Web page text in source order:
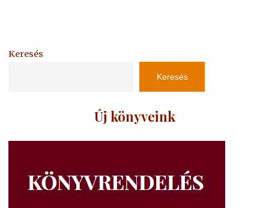
Keresés
Keresés
Új könyveink